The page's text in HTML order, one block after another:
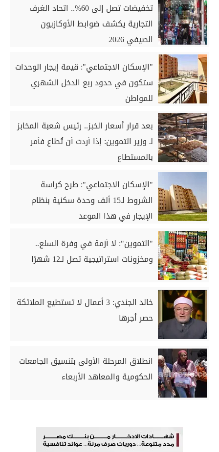
تخفيضات تصل إلى 60%.. اتحاد الغرف
التجارية يكشف ضوابط الأوكازيون
الصيفي 2026
"الإسكان الاجتماعي": قيمة إيجار الوحدات
ستكون في حدود ربع الدخل الشهري
للمواطن
بعد قرار أسعار الخبز.. رئيس شعبة المخابز
لـ وزير التموين: إذا أردت أن تُطاع فأمر
بالمستطاع
"الإسكان الاجتماعي": طرح كراسة
الشروط لـ15 ألف وحدة سكنية بنظام
الإيجار في هذا الموعد
"التموين": لا أزمة في وفرة السلع..
ومخزونات استراتيجية تصل لـ12 شهرًا
خالد الجندي: 3 أعمال لا تستطيع الملائكة
حصر أجرها
انطلاق المرحلة الأولى بتنسيق الجامعات
الحكومية والمعاهد الأربعاء